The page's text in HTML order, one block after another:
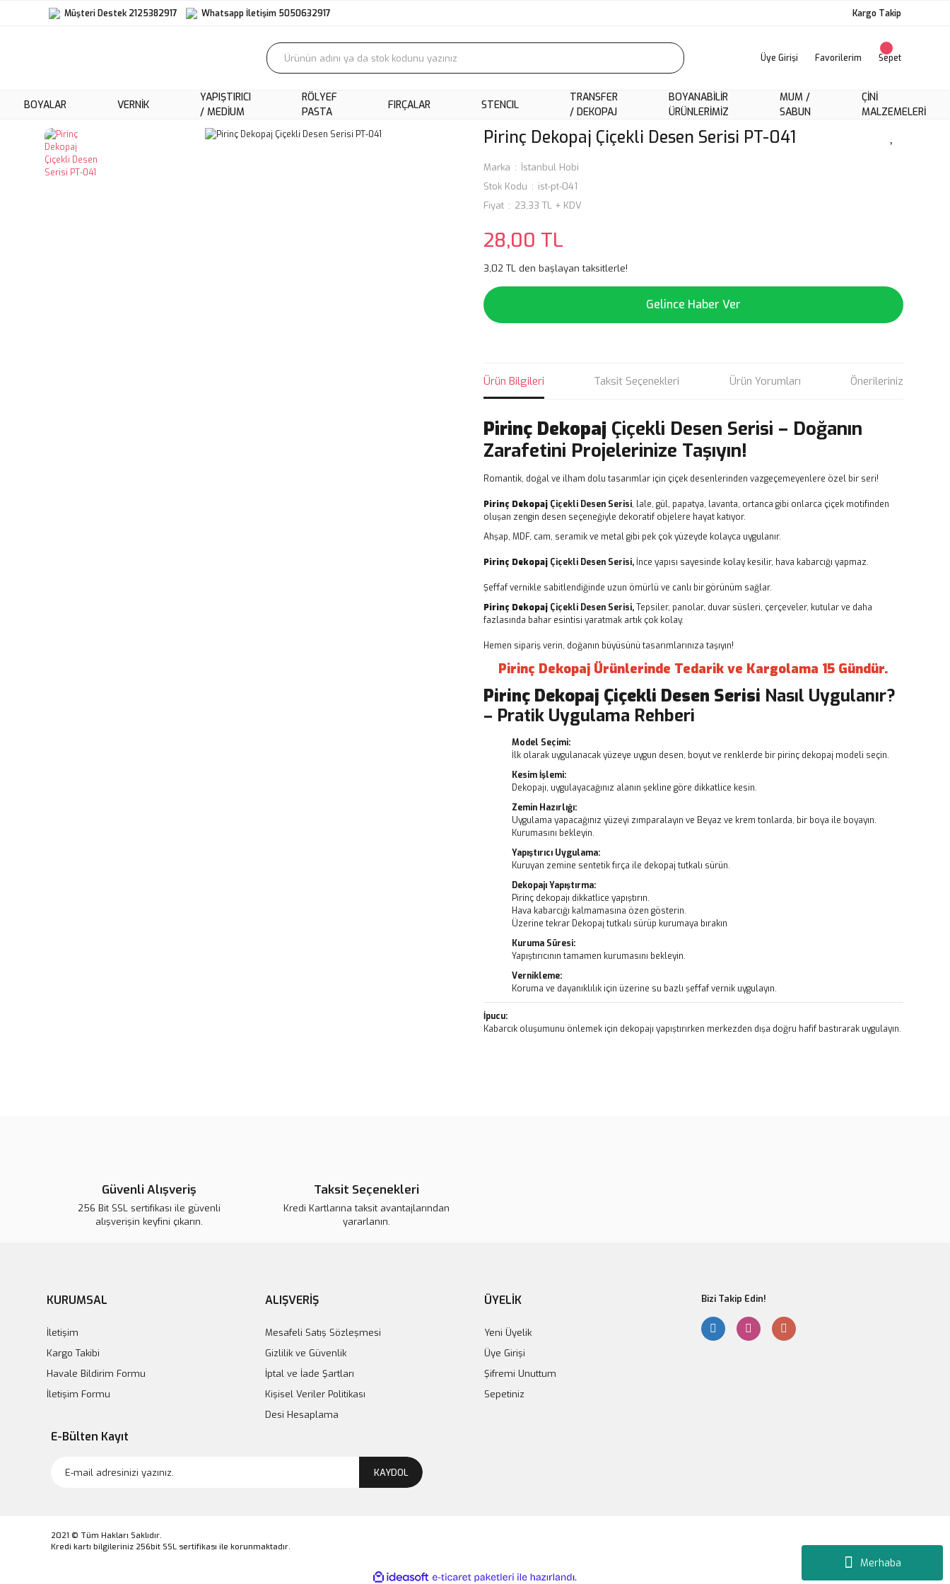
Merhaba
Müşteri Destek 2125382917 Whatsapp İletişim 5050632917 Kargo Takip
Üye Girişi Favorilerim Sepet
BOYALAR VERNIK
YAPIŞTIRICI
/ MEDIUM
RÖLYEF
PASTA
FIRÇALAR STENCIL
TRANSFER
/ DEKOPAJ
BOYANABILIR
ÜRÜNLERIMIZ
MUM /
SABUN
ÇINI
MALZEMELERI
Pirinç Dekopaj Çiçekli Desen Serisi PT-041
Marka
İstanbul Hobi
Stok Kodu
ist-pt-041
Fiyat
23,33 TL + KDV
28,00 TL
3,02 TL den başlayan taksitlerle!
Gelince Haber Ver
Ürün Bilgileri Taksit Seçenekleri Ürün Yorumları Önerileriniz
Pirinç Dekopaj Çiçekli Desen Serisi – Doğanın
Zarafetini Projelerinize Taşıyın!
Romantik, doğal ve ilham dolu tasarımlar için çiçek desenlerinden vazgeçemeyenlere özel bir seri!
Pirinç Dekopaj Çiçekli Desen Serisi, lale, gül, papatya, lavanta, ortanca gibi onlarca çiçek motifinden
oluşan zengin desen seçeneğiyle dekoratif objelere hayat katıyor.
Ahşap, MDF, cam, seramik ve metal gibi pek çok yüzeyde kolayca uygulanır.
Pirinç Dekopaj Çiçekli Desen Serisi, İnce yapısı sayesinde kolay kesilir, hava kabarcığı yapmaz.
Şeffaf vernikle sabitlendiğinde uzun ömürlü ve canlı bir görünüm sağlar.
Pirinç Dekopaj Çiçekli Desen Serisi,Tepsiler, panolar, duvar süsleri, çerçeveler, kutular ve daha
fazlasında bahar esintisi yaratmak artık çok kolay.
Hemen sipariş verin, doğanın büyüsünü tasarımlarınıza taşıyın!
Pirinç Dekopaj Ürünlerinde Tedarik ve Kargolama 15 Gündür.
Pirinç Dekopaj Çiçekli Desen Serisi Nasıl Uygulanır?
– Pratik Uygulama Rehberi
Model Seçimi:
İlk olarak uygulanacak yüzeye uygun desen, boyut ve renklerde bir pirinç dekopaj modeli seçin.
Kesim İşlemi:
Dekopajı, uygulayacağınız alanın şekline göre dikkatlice kesin.
Zemin Hazırlığı:
Uygulama yapacağınız yüzeyi zımparalayın ve Beyaz ve krem tonlarda, bir boya ile boyayın.
Kurumasını bekleyin.
Yapıştırıcı Uygulama:
Kuruyan zemine sentetik fırça ile dekopaj tutkalı sürün.
Dekopajı Yapıştırma:
Pirinç dekopajı dikkatlice yapıştırın.
Hava kabarcığı kalmamasına özen gösterin.
Üzerine tekrar Dekopaj tutkalı sürüp kurumaya bırakın
Kuruma Süresi:
Yapıştırıcının tamamen kurumasını bekleyin.
Vernikleme:
Koruma ve dayanıklılık için üzerine su bazlı şeffaf vernik uygulayın.
İpucu:
Kabarcık oluşumunu önlemek için dekopajı yapıştırırken merkezden dışa doğru hafif bastırarak uygulayın.
Gönder
Güvenli Alışveriş
256 Bit SSL sertifikası ile güvenli
alışverişin keyfini çıkarın.
Taksit Seçenekleri
Kredi Kartlarına taksit avantajlarından
yararlanın.
KURUMSAL
İletişim
Kargo Takibi
Havale Bildirim Formu
İletişim Formu
ALIŞVERİŞ
Mesafeli Satış Sözleşmesi
Gizlilik ve Güvenlik
İptal ve İade Şartları
Kişisel Veriler Politikası
Desi Hesaplama
ÜYELİK
Yeni Üyelik
Üye Girişi
Şifremi Unuttum
Sepetiniz
Bizi Takip Edin!
E-Bülten Kayıt
KAYDOL
2021 © Tüm Hakları Saklıdır.
Kredi kartı bilgileriniz 256bit SSL sertifikası ile korunmaktadır.
ideasoft e-